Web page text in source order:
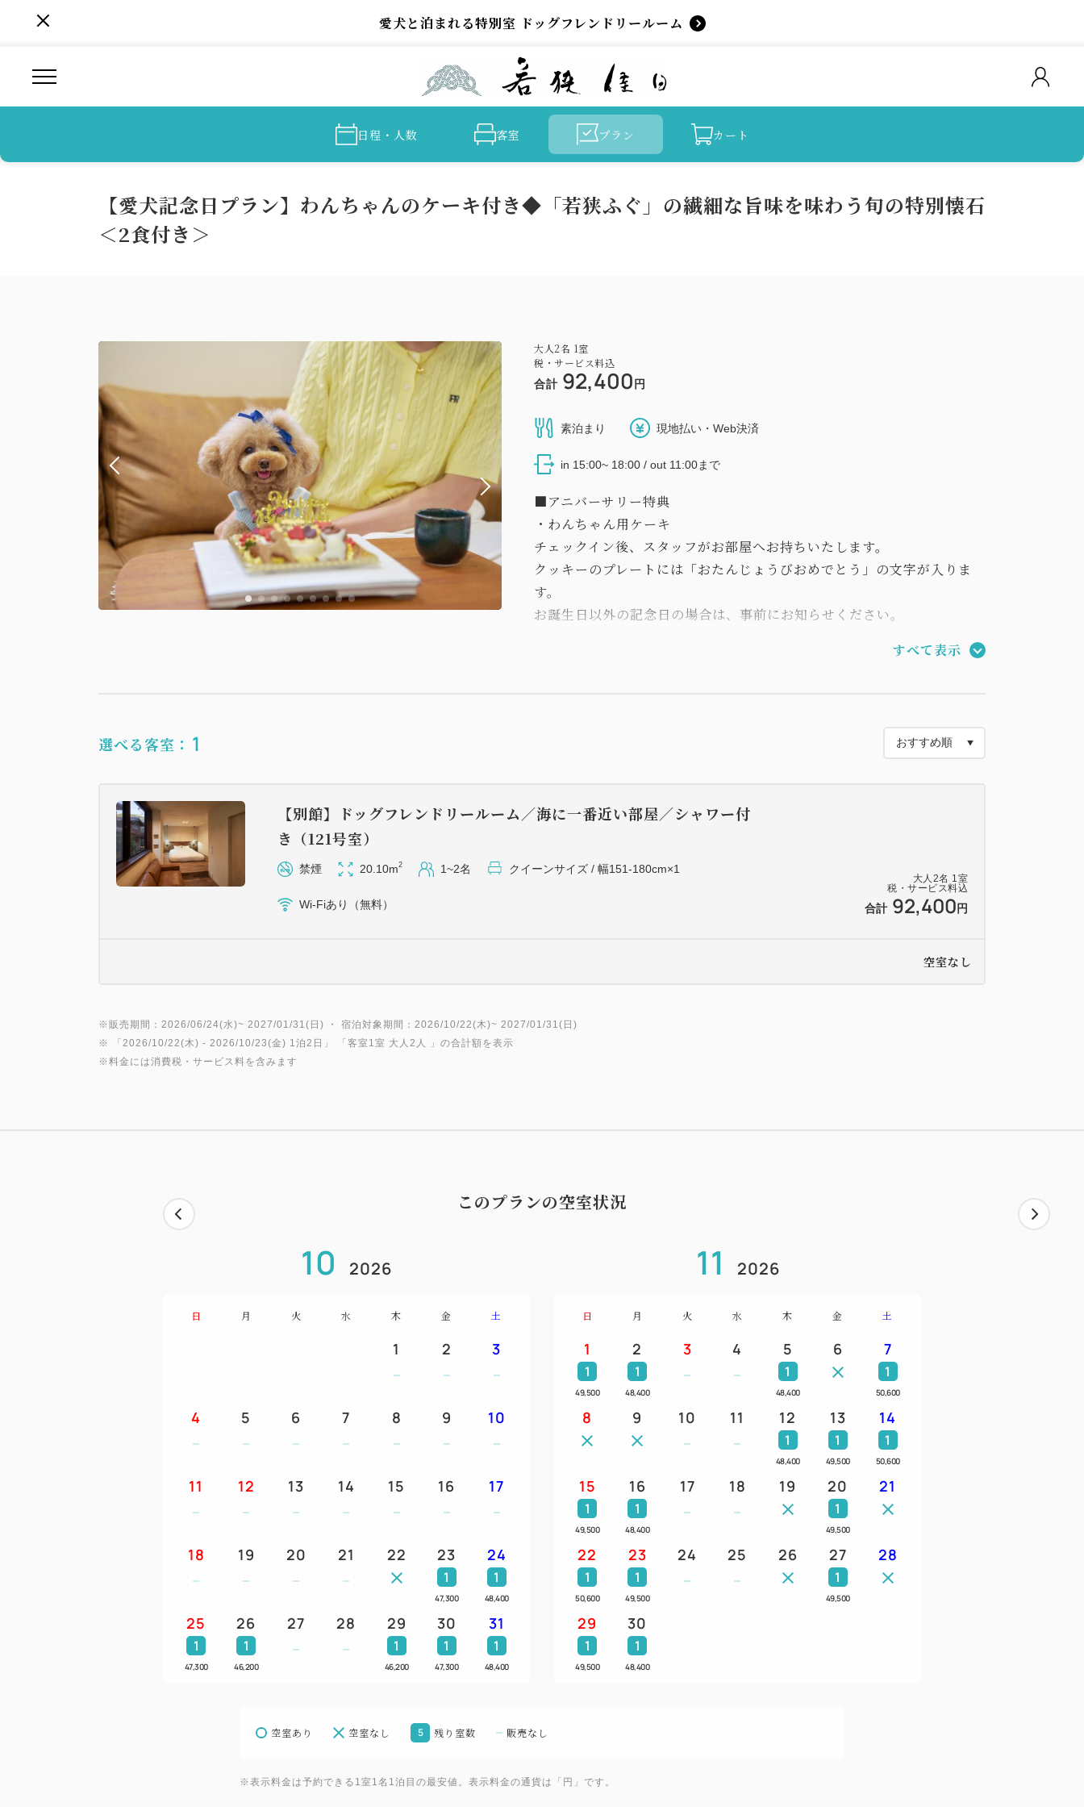
愛犬と泊まれる特別室 ドッグフレンドリールーム
日程・人数 客室 プラン カート
【愛犬記念日プラン】わんちゃんのケーキ付き◆「若狭ふぐ」の繊細な旨味を味わう旬の特別懐石
＜2食付き＞
大人2名 1室
税・サービス料込
合計 92,400 円
素泊まり 現地払い・Web決済
in 15:00~ 18:00 / out 11:00まで
■アニバーサリー特典
・わんちゃん用ケーキ
チェックイン後、スタッフがお部屋へお持ちいたします。
クッキーのプレートには「おたんじょうびおめでとう」の文字が入りま
す。
お誕生日以外の記念日の場合は、事前にお知らせください。
ケーキの材料は以下を使用し、出来るだけシンプルな素材で作っておりま
【クッキー】米粉/米油/たまご/やぎミルク/ビーツパウダー/キャロブパウ
※ケーキサイズは直径9cmとなります。
■お部屋
・1階にある唯一のお部屋で、お部屋を出ると路地を抜けてすぐに海に行
■愛犬とのご宿泊条件（詳細はHPをご確認ください）
詳細は以下をご覧ください。
若狭ブランドの最高峰「若狭ふぐ」の魅力を存分に味わうご夕食のプラ
お食事会場は若狭湾の絶景が目の前に広がる、オーシャンビューのダイニ
ングでお食事をお召し上がりいただけます。
ないお食事をお楽しみください。
ださい。
若狭がれいやへしこなど、若狭の食材をふんだんに使った和食の朝ご飯
をご用意いたします。
ご飯は小浜産こしひかりをテーブルごとに土鍋で炊き上げてご用意いたし
■宿泊者限定のフリーラウンジ "凪（なぎ）"
地ビールや地酒のほか、ソフトドリンクや焼酎・ウイスキー等のお飲み物
すべて表示
選べる客室： 1
大人 2名 1室
税・サービス料込
合計 92,400 円
【別館】ドッグフレンドリールーム／海に一番近い部屋／シャワー付
き（121号室）
禁煙 20.10m2 1~2名 クイーンサイズ / 幅151-180cm×1
Wi-Fiあり（無料）
空室なし
※販売期間：2026/06/24(水)~ 2027/01/31(日) ・ 宿泊対象期間：2026/10/22(木)~ 2027/01/31(日)
※ 「 2026/10/22(木) - 2026/10/23(金) 1泊2日 」 「 客室1室 大人2人
」の合計額を表示
※料金には消費税・サービス料を含みます
このプランの空室状況
10 2026
日 月 火 水 木 金 土
1 2 3
4 5 6 7 8 9 10
11 12 13 14 15 16 17
18 19 20 21 22 23
1
47,300
24
1
48,400
25
1
47,300
26
1
46,200
27 28 29
1
46,200
30
1
47,300
31
1
48,400
11 2026
日 月 火 水 木 金 土
1
1
49,500
2
1
48,400
3 4 5
1
48,400
6 7
1
50,600
8 9 10 11 12
1
48,400
13
1
49,500
14
1
50,600
15
1
49,500
16
1
48,400
17 18 19 20
1
49,500
21
22
1
50,600
23
1
49,500
24 25 26 27
1
49,500
28
29
1
49,500
30
1
48,400
空室あり 空室なし 5 残り室数 販売なし
※表示料金は予約できる1室1名1泊目の最安値。表示料金の通貨は「円」です。